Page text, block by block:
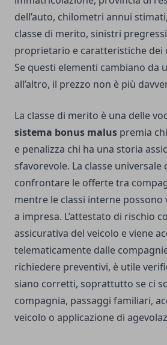
dell’auto, chilometri annui
classe di merito, sinistri
proprietario e caratteristiche dei
Se questi elementi cambiano da
all’altro, il prezzo non è più
La classe di merito è una delle
sistema bonus malus premia
e penalizza chi ha una storia
sfavorevole. La classe universale
confrontare le offerte tra
mentre le classi interne possono
a impresa. L’attestato di rischio
assicurativa del veicolo e viene
telematicamente dalle
richiedere preventivi, è utile
siano corretti, soprattutto se ci
compagnia, passaggi familiari,
veicolo o applicazione di